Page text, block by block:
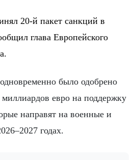
20-й пакет санкций в
глава Европейского
евро на поддержку
направят на военные и
годах.